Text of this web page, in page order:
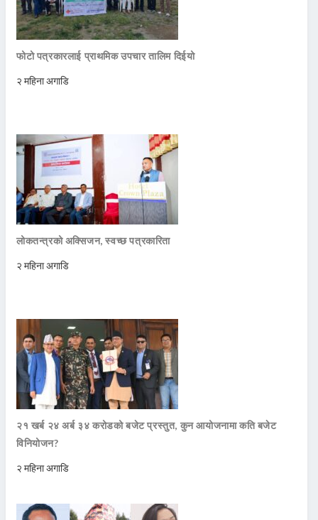
फोटो पत्रकारलाई प्राथमिक उपचार तालिम दिईयो
२ महिना अगाडि
लोकतन्त्रको अक्सिजन, स्वच्छ पत्रकारिता
२ महिना अगाडि
२१ खर्ब २४ अर्ब ३४ करोडको बजेट प्रस्तुत, कुन आयोजनामा कति बजेट
विनियोजन?
२ महिना अगाडि